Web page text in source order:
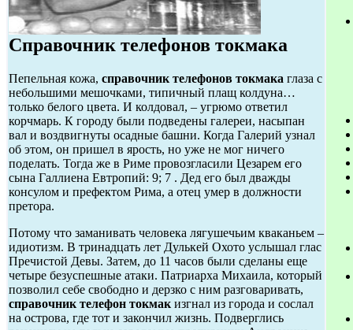
Справочник телефонов токмака
Пепельная кожа, справочник телефонов токмака глаза с
небольшими мешочками, типичный плащ колдуна…
только белого цвета. И колдовал, – угрюмо ответил
корчмарь. К городу были подведены галереи, насыпан
вал и воздвигнуты осадные башни. Когда Галерий узнал
об этом, он пришел в ярость, но уже не мог ничего
поделать. Тогда же в Риме провозгласили Цезарем его
сына Галлиена Евтропий: 9; 7 . Дед его был дважды
консулом и префектом Рима, а отец умер в должности
претора.
Потому что заманивать человека лягушечьим кваканьем –
идиотизм. В тринадцать лет Дулькей Охото услышал глас
Пречистой Девы. Затем, до 11 часов были сделаны еще
четыре безуспешные атаки. Патриарха Михаила, который
позволил себе свободно и дерзко с ним разговаривать,
справочник телефон токмак изгнал из города и сослал
на острова, где тот и закончил жизнь. Подверглись